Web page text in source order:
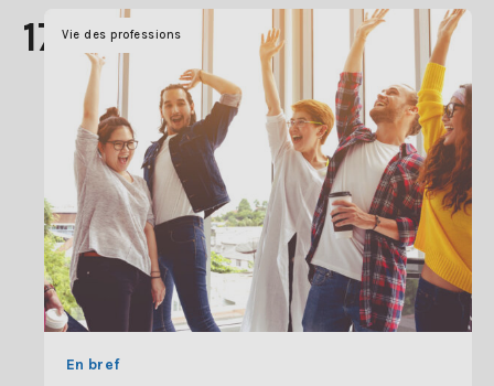
17 Vie des professions
En bref